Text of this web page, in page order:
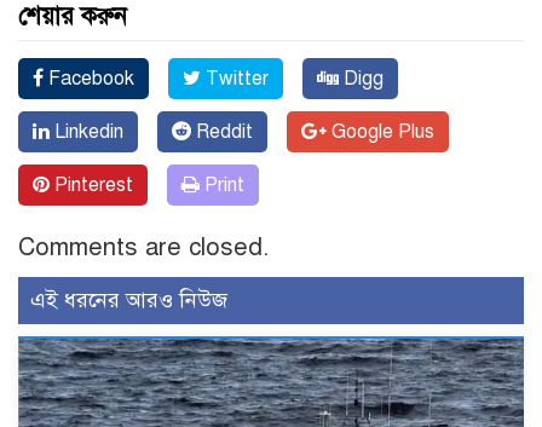
শেয়ার করুন
Facebook Twitter Digg
Linkedin Reddit Google Plus
Pinterest Print
Comments are closed.
এই ধরনের আরও নিউজ